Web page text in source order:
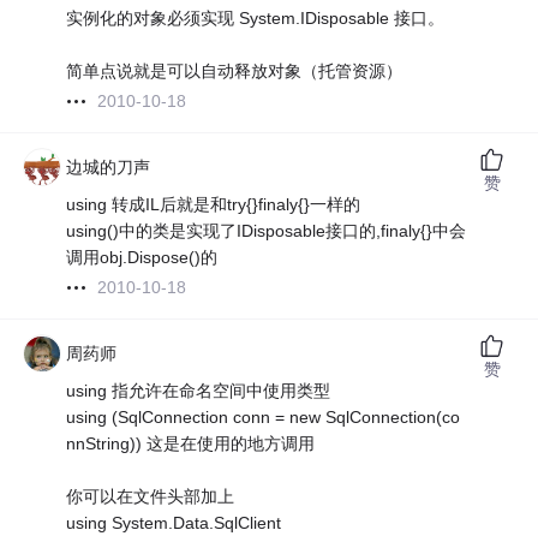
实例化的对象必须实现 System.IDisposable 接口。
简单点说就是可以自动释放对象（托管资源）
2010-10-18
边城的刀声
using 转成IL后就是和try{}finaly{}一样的
using()中的类是实现了IDisposable接口的,finaly{}中会
调用obj.Dispose()的
2010-10-18
赞
周药师
using 指允许在命名空间中使用类型
using (SqlConnection conn = new SqlConnection(co
nnString)) 这是在使用的地方调用
你可以在文件头部加上
using System.Data.SqlClient
赞